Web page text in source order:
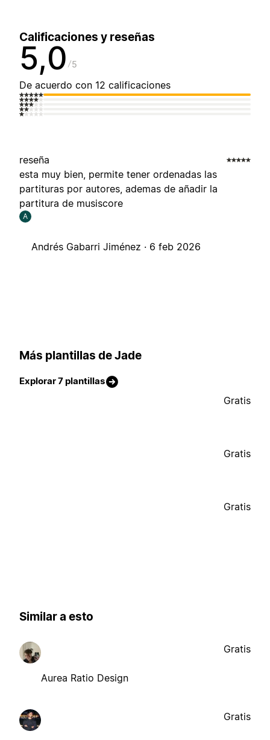
Calificaciones y reseñas
5,0 5
De acuerdo con 12 calificaciones
reseña
esta muy bien, permite tener ordenadas las
partituras por autores, ademas de añadir la
partitura de musiscore
A
Andrés Gabarri Jiménez · 6 feb 2026
Más plantillas de Jade
Explorar 7 plantillas
Gratis
Gratis
Gratis
Similar a esto
Aurea Ratio Design
Gratis
Gratis